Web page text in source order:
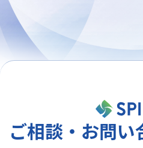
ご相談・お問